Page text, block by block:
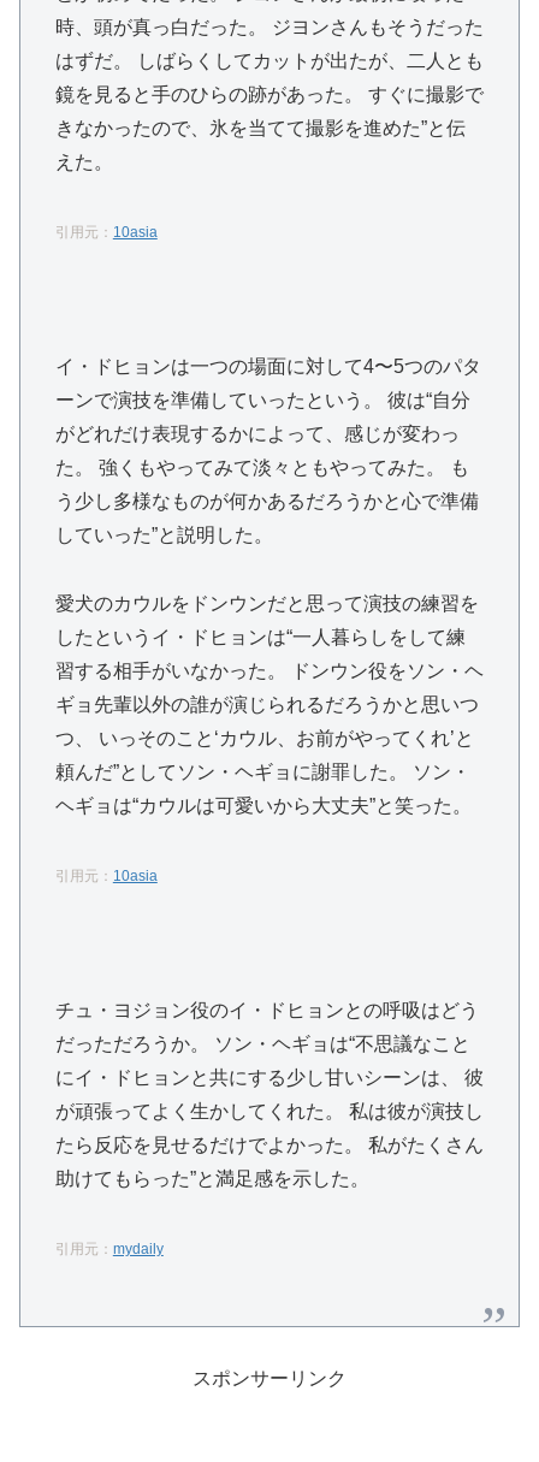
時、頭が真っ白だった。 ジヨンさんもそうだった
はずだ。 しばらくしてカットが出たが、二人とも
鏡を見ると手のひらの跡があった。 すぐに撮影で
きなかったので、氷を当てて撮影を進めた”と伝
えた。
引用元： 10asia
イ・ドヒョンは一つの場面に対して4〜5つのパタ
ーンで演技を準備していったという。 彼は“自分
がどれだけ表現するかによって、感じが変わっ
た。 強くもやってみて淡々ともやってみた。 も
う少し多様なものが何かあるだろうかと心で準備
していった”と説明した。
愛犬のカウルをドンウンだと思って演技の練習を
したというイ・ドヒョンは“一人暮らしをして練
習する相手がいなかった。 ドンウン役をソン・ヘ
ギョ先輩以外の誰が演じられるだろうかと思いつ
つ、 いっそのこと‘カウル、お前がやってくれ’と
頼んだ”としてソン・ヘギョに謝罪した。 ソン・
ヘギョは“カウルは可愛いから大丈夫”と笑った。
引用元： 10asia
チュ・ヨジョン役のイ・ドヒョンとの呼吸はどう
だっただろうか。 ソン・ヘギョは“不思議なこと
にイ・ドヒョンと共にする少し甘いシーンは、 彼
が頑張ってよく生かしてくれた。 私は彼が演技し
たら反応を見せるだけでよかった。 私がたくさん
助けてもらった”と満足感を示した。
引用元： mydaily
スポンサーリンク